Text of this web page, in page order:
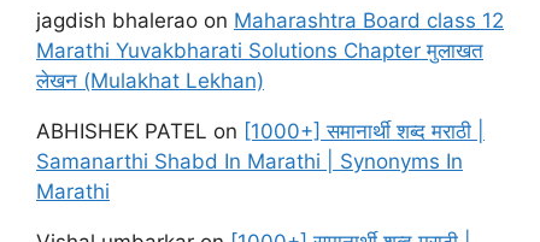
jagdish bhalerao on Maharashtra Board class 12
Marathi Yuvakbharati Solutions Chapter मुलाखत
लेखन (Mulakhat Lekhan)
ABHISHEK PATEL on [1000+] समानार्थी शब्द मराठी |
Samanarthi Shabd In Marathi | Synonyms In
Marathi